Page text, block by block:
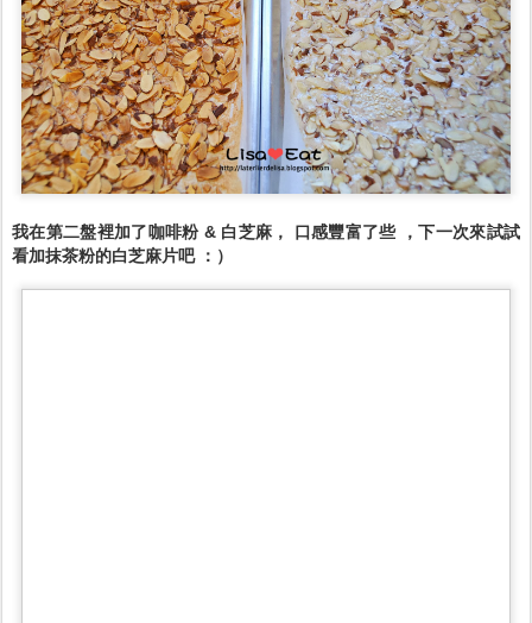
我在第二盤裡加了咖啡粉 & 白芝麻， 口感豐富了些 ，下一次來試試
看加抹茶粉的白芝麻片吧 ：）